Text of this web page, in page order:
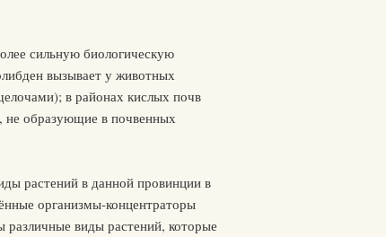
сильную биологическую
вызывает у животных
в районах кислых почв
не образующие в почвенных
растений в данной провинции в
организмы-концентраторы
различные виды растений, которые